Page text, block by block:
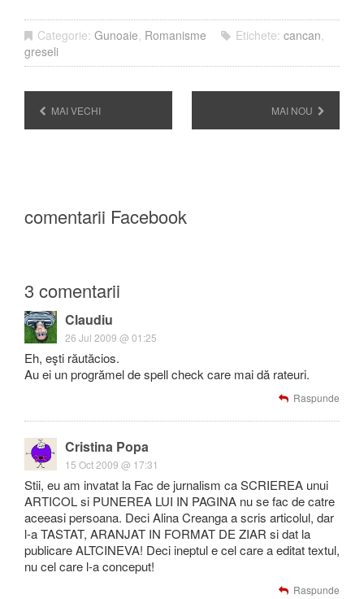
Categorie: Gunoaie, Romanisme Etichete: cancan,
greseli
MAI VECHI MAI NOU
comentarii Facebook
3 comentarii
Claudiu
26 Jul 2009 @ 01:25
Eh, eşti răutăcios.
Au ei un progrămel de spell check care mai dă rateuri.
Raspunde
Cristina Popa
15 Oct 2009 @ 17:31
Stii, eu am invatat la Fac de jurnalism ca SCRIEREA unui
ARTICOL si PUNEREA LUI IN PAGINA nu se fac de catre
aceeasi persoana. Deci Alina Creanga a scris articolul, dar
l-a TASTAT, ARANJAT IN FORMAT DE ZIAR si dat la
publicare ALTCINEVA! Deci ineptul e cel care a editat textul,
nu cel care l-a conceput!
Raspunde